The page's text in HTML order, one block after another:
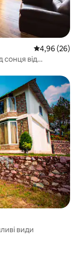
Середня
4,96 (26)
сонця від
види